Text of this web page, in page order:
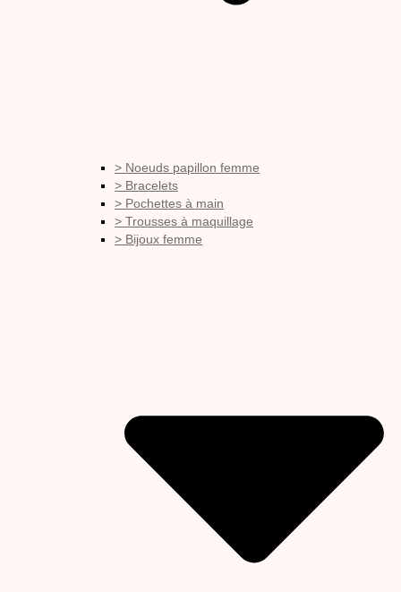
> Noeuds papillon femme
> Bracelets
> Pochettes à main
> Trousses à maquillage
> Bijoux femme